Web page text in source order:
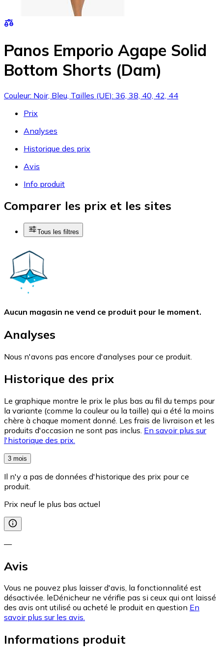
Panos Emporio Agape Solid
Bottom Shorts (Dam)
Couleur: Noir, Bleu, Tailles (UE): 36, 38, 40, 42, 44
Prix
Analyses
Historique des prix
Avis
Info produit
Comparer les prix et les sites
Tous les filtres
Aucun magasin ne vend ce produit pour le moment.
Analyses
Nous n'avons pas encore d'analyses pour ce produit.
Historique des prix
Le graphique montre le prix le plus bas au fil du temps pour
la variante (comme la couleur ou la taille) qui a été la moins
chère à chaque moment donné. Les frais de livraison et les
produits d'occasion ne sont pas inclus. En savoir plus sur
l'historique des prix.
3 mois
Il n'y a pas de données d'historique des prix pour ce
produit.
Prix neuf le plus bas actuel
—
Avis
Vous ne pouvez plus laisser d'avis, la fonctionnalité est
désactivée. leDénicheur ne vérifie pas si ceux qui ont laissé
des avis ont utilisé ou acheté le produit en question En
savoir plus sur les avis.
Informations produit